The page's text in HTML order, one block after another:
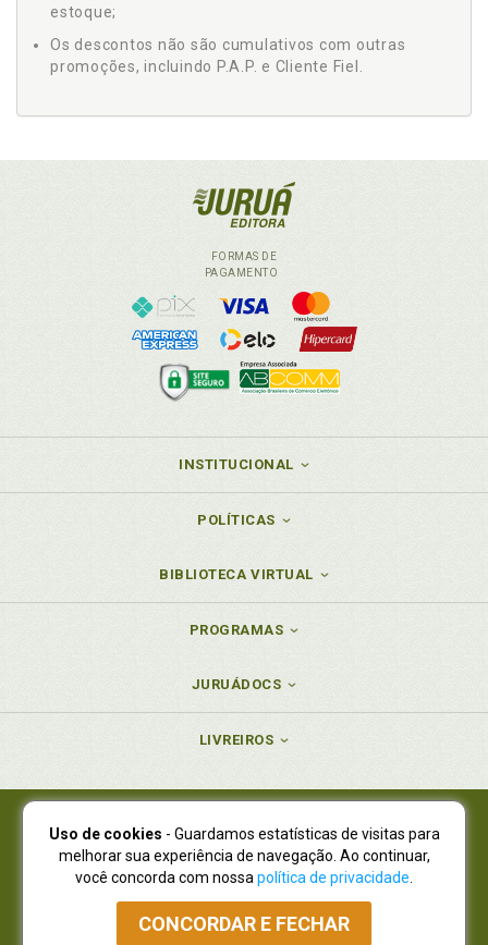
estoque;
Os descontos não são cumulativos com outras
promoções, incluindo P.A.P. e Cliente Fiel.
FORMAS DE
PAGAMENTO
INSTITUCIONAL
POLÍTICAS
BIBLIOTECA VIRTUAL
PROGRAMAS
JURUÁDOCS
LIVREIROS
Juruá Editora Ltda., CNPJ 77.535.508/0001-19
Juruá Informática Ltda., CNPJ 01.701.561/0001-80
NOVO ENDEREÇO:R. Flávio Dallegrave, 7665, São Lourenço |
Curitiba - Paraná - CEP 82210-310
Atendimento: (41) 4009-3900|Vendas Atacado: (41) 4009-3939
Uso de cookies - Guardamos estatísticas de visitas para
melhorar sua experiência de navegação. Ao continuar,
você concorda com nossa política de privacidade
CONCORDAR E FECHAR